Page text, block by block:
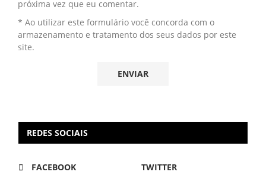
próxima vez que eu comentar.
* Ao utilizar este formulário você concorda com o
armazenamento e tratamento dos seus dados por este
site.
REDES SOCIAIS
FACEBOOK
TWITTER